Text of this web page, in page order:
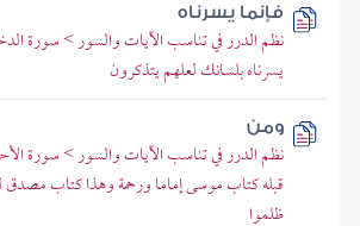
فإنما يسرناه
نظم الدرر في تناسب الآيات والسور > سورة
يسرناه بلسانك لعلهم يتذكرون
ومن
نظم الدرر في تناسب الآيات والسور > سورة
قبله كتاب موسى إماما ورحمة وهذا كتاب مصدق
ظلموا